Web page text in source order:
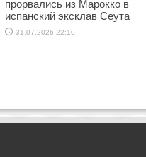
прорвались из Марокко в
испанский эксклав Сеута
31.07.2026 22:10